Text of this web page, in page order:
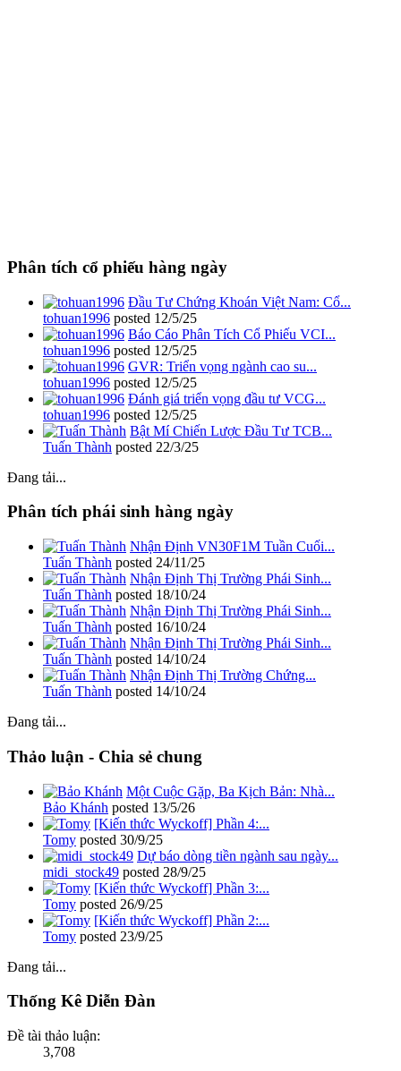
Phân tích cổ phiếu hàng ngày
Đầu Tư Chứng Khoán Việt Nam: Cổ...
tohuan1996 posted 12/5/25
Báo Cáo Phân Tích Cổ Phiếu VCI...
tohuan1996 posted 12/5/25
GVR: Triển vọng ngành cao su...
tohuan1996 posted 12/5/25
Đánh giá triển vọng đầu tư VCG...
tohuan1996 posted 12/5/25
Bật Mí Chiến Lược Đầu Tư TCB...
Tuấn Thành posted 22/3/25
Đang tải...
Phân tích phái sinh hàng ngày
Nhận Định VN30F1M Tuần Cuối...
Tuấn Thành posted 24/11/25
Nhận Định Thị Trường Phái Sinh...
Tuấn Thành posted 18/10/24
Nhận Định Thị Trường Phái Sinh...
Tuấn Thành posted 16/10/24
Nhận Định Thị Trường Phái Sinh...
Tuấn Thành posted 14/10/24
Nhận Định Thị Trường Chứng...
Tuấn Thành posted 14/10/24
Đang tải...
Thảo luận - Chia sẻ chung
Một Cuộc Gặp, Ba Kịch Bản: Nhà...
Bảo Khánh posted 13/5/26
[Kiến thức Wyckoff] Phần 4:...
Tomy posted 30/9/25
Dự báo dòng tiền ngành sau ngày...
midi_stock49 posted 28/9/25
[Kiến thức Wyckoff] Phần 3:...
Tomy posted 26/9/25
[Kiến thức Wyckoff] Phần 2:...
Tomy posted 23/9/25
Đang tải...
Thống Kê Diễn Đàn
Đề tài thảo luận:
3,708